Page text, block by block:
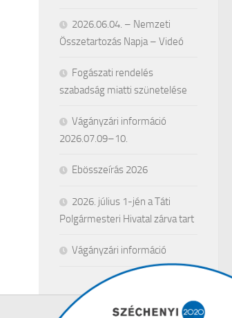
2026.06.04. – Nemzeti
Összetartozás Napja – Videó
Fogászati rendelés
szabadság miatti szünetelése
Vágányzári információ
2026.07.09–10.
Ebösszeírás 2026
2026. július 1-jén a Táti
Polgármesteri Hivatal zárva tart
Vágányzári információ